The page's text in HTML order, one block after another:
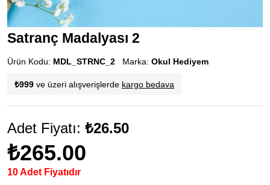
Satranç Madalyası 2
Ürün Kodu: MDL_STRNC_2 Marka: Okul Hediyem
₺999 ve üzeri alışverişlerde kargo bedava
Adet Fiyatı: ₺26.50
₺265.00
10 Adet Fiyatıdır